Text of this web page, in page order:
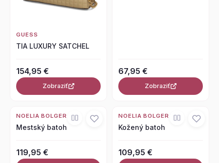
GUESS
TIA LUXURY SATCHEL
154,95 €
Zobraziť
67,95 €
Zobraziť
NOELIA BOLGER
Mestský batoh
119,95 €
NOELIA BOLGER
Kožený batoh
109,95 €